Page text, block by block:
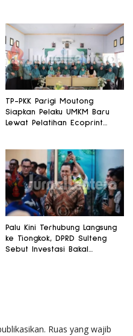
TP-PKK Parigi Moutong
Siapkan Pelaku UMKM Baru
Lewat Pelatihan Ecoprint
Palu Kini Terhubung Langsung
ke Tiongkok, DPRD Sulteng
Sebut Investasi Bakal
Ruas yang wajib